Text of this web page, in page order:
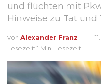
und flüchten mit
Hinweise zu Tat und
von Alexander Franz
Lesezeit: 1 Min. Lesezeit